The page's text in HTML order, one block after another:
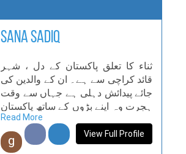
Sana Sadiq
ثناء کا تعلق پاکستان کے دل ، شہر
قائد کراچی سے ہے۔ ان کے والدین کی
جائے پیدائش دہلی ہے جہاں سے وقت
ہجرت وہ اپنے بڑوں کے ساتھ پاکستان
تشریف لائے اور یہاں سکونت اختیار
کی۔ تعلیمی قابلیت کے اعتبار سے ثناء
ملک و شہر کے بہترین تعلیمی اداروں
Read More
g View Full Profile